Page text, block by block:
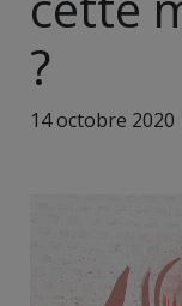
?
14 octobre 2020